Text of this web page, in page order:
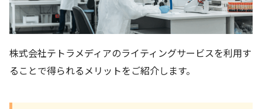
株式会社テトラメディアのライティングサービスを利用す
ることで得られるメリットをご紹介します。